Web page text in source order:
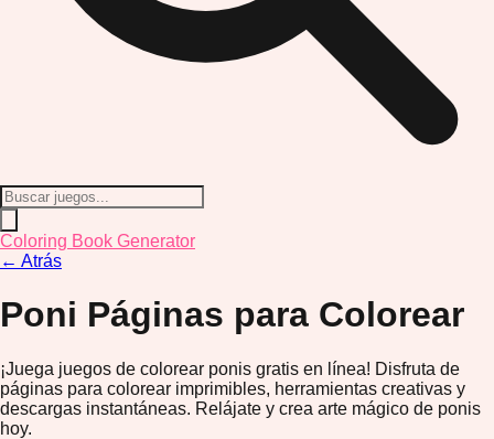
Coloring Book Generator
← Atrás
Poni Páginas para Colorear
¡Juega juegos de colorear ponis gratis en línea! Disfruta de
páginas para colorear imprimibles, herramientas creativas y
descargas instantáneas. Relájate y crea arte mágico de ponis
hoy.